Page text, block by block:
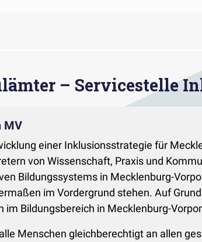
– Servicestelle
MV
einer Inklusionsstrategie für
von Wissenschaft, Praxis und
Bildungssystems in Mecklenburg-
im Vordergrund stehen. Auf
im Bildungsbereich in Mecklenburg­-
Menschen gleichberechtigt an allen